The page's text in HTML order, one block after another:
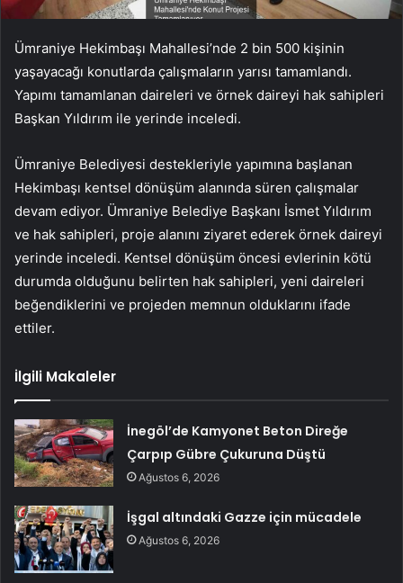
Ümraniye Hekimbaşı Mahallesi’nde 2 bin 500 kişinin
yaşayacağı konutlarda çalışmaların yarısı tamamlandı.
Yapımı tamamlanan daireleri ve örnek daireyi hak sahipleri
Başkan Yıldırım ile yerinde inceledi.
Ümraniye Belediyesi destekleriyle yapımına başlanan
Hekimbaşı kentsel dönüşüm alanında süren çalışmalar
devam ediyor. Ümraniye Belediye Başkanı İsmet Yıldırım
ve hak sahipleri, proje alanını ziyaret ederek örnek daireyi
yerinde inceledi. Kentsel dönüşüm öncesi evlerinin kötü
durumda olduğunu belirten hak sahipleri, yeni daireleri
beğendiklerini ve projeden memnun olduklarını ifade
ettiler.
İlgili Makaleler
İnegöl’de Kamyonet Beton Direğe
Çarpıp Gübre Çukuruna Düştü
Ağustos 6, 2026
İşgal altındaki Gazze için mücadele
Ağustos 6, 2026